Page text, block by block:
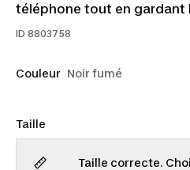
téléphone tout en gardant
ID 8803758
Couleur Noir fumé
Taille
Taille correcte.